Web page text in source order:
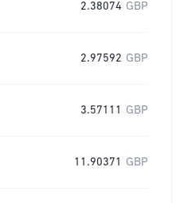
2.38074 GBP
2.97592 GBP
3.57111 GBP
11.90371 GBP